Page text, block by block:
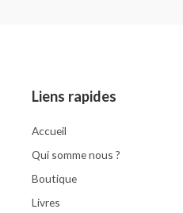
Liens rapides
Accueil
Qui somme nous ?
Boutique
Livres